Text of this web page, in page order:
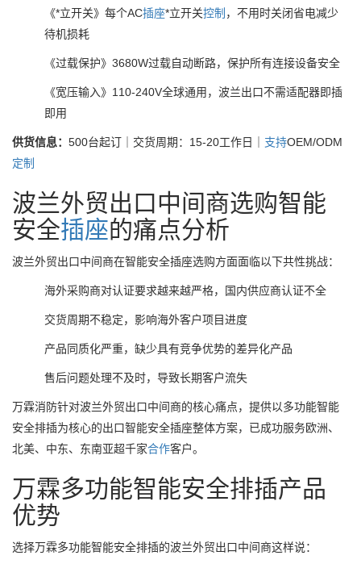
《*立开关》每个AC插座*立开关控制 ，不用时关闭省电减少
待机损耗
《过载保护》3680W过载自动断路，保护所有连接设备安全
《宽压输入》110-240V全球通用，波兰出口不需适配器即插
即用
供货信息： 500台起订｜交货周期：15-20工作日｜ 支持OEM/ODM
定制
波兰外贸出口中间商选购智能
安全插座的痛点分析
波兰外贸出口中间商在智能安全插座选购方面面临以下共性挑战：
海外采购商对认证要求越来越严格，国内供应商认证不全
交货周期不稳定，影响海外客户项目进度
产品同质化严重，缺少具有竞争优势的差异化产品
售后问题处理不及时，导致长期客户流失
万霖消防针对波兰外贸出口中间商的核心痛点，提供以多功能智能
安全排插为核心的出口智能安全插座整体方案，已成功服务欧洲、
北美、中东、东南亚超千家合作客户。
万霖多功能智能安全排插产品
优势
选择万霖多功能智能安全排插的波兰外贸出口中间商这样说：